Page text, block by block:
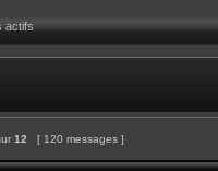
actifs
12 [ 120 messages ]